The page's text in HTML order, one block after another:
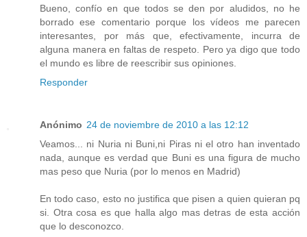
Bueno, confío en que todos se den por aludidos, no he
borrado ese comentario porque los vídeos me parecen
interesantes, por más que, efectivamente, incurra de
alguna manera en faltas de respeto. Pero ya digo que todo
el mundo es libre de reescribir sus opiniones.
Responder
Anónimo 24 de noviembre de 2010 a las 12:12
Veamos... ni Nuria ni Buni,ni Piras ni el otro han inventado
nada, aunque es verdad que Buni es una figura de mucho
mas peso que Nuria (por lo menos en Madrid)
En todo caso, esto no justifica que pisen a quien quieran pq
si. Otra cosa es que halla algo mas detras de esta acción
que lo desconozco.